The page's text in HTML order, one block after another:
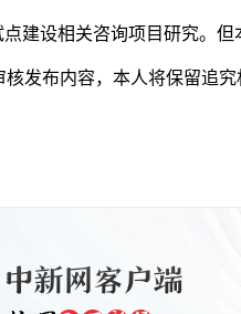
设相关咨询项目研究。但
布内容，本人将保留追究